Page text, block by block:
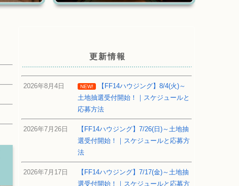
更新情報
2026年8月4日 NEW!
【FF14ハウジング】8/4(火)～
土地抽選受付開始！｜スケジュールと
応募方法
2026年7月26日
【FF14ハウジング】7/26(日)～土地抽
選受付開始！｜スケジュールと応募方
法
2026年7月17日
【FF14ハウジング】7/17(金)～土地抽
選受付開始！｜スケジュールと応募方